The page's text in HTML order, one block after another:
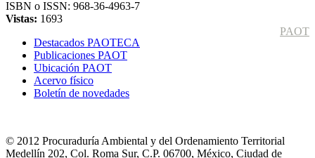
ISBN o ISSN: 968-36-4963-7
Vistas: 1693
PAOT
Destacados PAOTECA
Publicaciones PAOT
Ubicación PAOT
Acervo físico
Boletín de novedades
© 2012 Procuraduría Ambiental y del Ordenamiento Territorial
Medellín 202, Col. Roma Sur, C.P. 06700, México, Ciudad de